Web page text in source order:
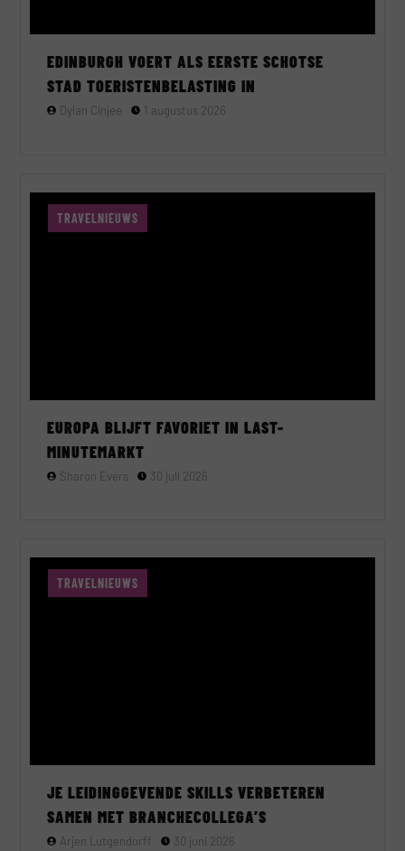
EDINBURGH VOERT ALS EERSTE SCHOTSE
STAD TOERISTENBELASTING IN
Dylan Cinjee 1 augustus 2026
TRAVELNIEUWS
EUROPA BLIJFT FAVORIET IN LAST-
MINUTEMARKT
Sharon Evers 30 juli 2026
TRAVELNIEUWS
JE LEIDINGGEVENDE SKILLS VERBETEREN
SAMEN MET BRANCHECOLLEGA’S
Arjen Lutgendorff 30 juni 2026